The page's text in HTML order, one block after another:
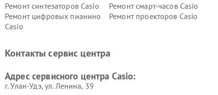
Ремонт синтезаторов Casio
Ремонт смарт-часов Casio
Ремонт цифровых пианино
Casio
Ремонт проекторов Casio
Контакты сервис центра
Адрес сервисного центра Casio:
г. Улан-Удэ, ул. Ленина, 39